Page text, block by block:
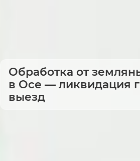
Обработка от
в Осе — ликвидация
выезд